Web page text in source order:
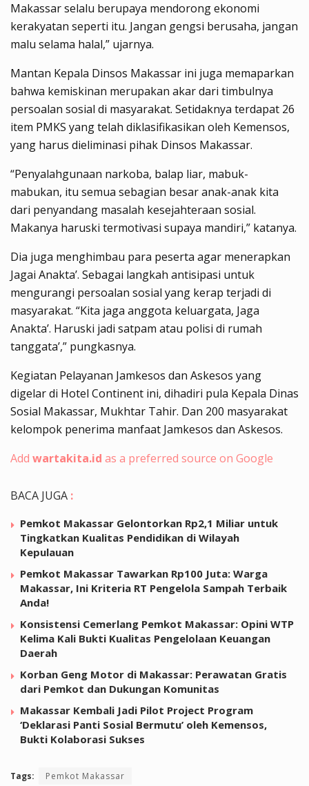
Makassar selalu berupaya mendorong ekonomi
kerakyatan seperti itu. Jangan gengsi berusaha, jangan
malu selama halal,” ujarnya.
Mantan Kepala Dinsos Makassar ini juga memaparkan
bahwa kemiskinan merupakan akar dari timbulnya
persoalan sosial di masyarakat. Setidaknya terdapat 26
item PMKS yang telah diklasifikasikan oleh Kemensos,
yang harus dieliminasi pihak Dinsos Makassar.
“Penyalahgunaan narkoba, balap liar, mabuk-
mabukan, itu semua sebagian besar anak-anak kita
dari penyandang masalah kesejahteraan sosial.
Makanya haruski termotivasi supaya mandiri,” katanya.
Dia juga menghimbau para peserta agar menerapkan
Jagai Anakta’. Sebagai langkah antisipasi untuk
mengurangi persoalan sosial yang kerap terjadi di
masyarakat. “Kita jaga anggota keluargata, Jaga
Anakta’. Haruski jadi satpam atau polisi di rumah
tanggata’,” pungkasnya.
Kegiatan Pelayanan Jamkesos dan Askesos yang
digelar di Hotel Continent ini, dihadiri pula Kepala Dinas
Sosial Makassar, Mukhtar Tahir. Dan 200 masyarakat
kelompok penerima manfaat Jamkesos dan Askesos.
Add wartakita.id as a preferred source on Google
BACA JUGA :
Pemkot Makassar Gelontorkan Rp2,1 Miliar untuk
Tingkatkan Kualitas Pendidikan di Wilayah
Kepulauan
Pemkot Makassar Tawarkan Rp100 Juta: Warga
Makassar, Ini Kriteria RT Pengelola Sampah Terbaik
Anda!
Konsistensi Cemerlang Pemkot Makassar: Opini WTP
Kelima Kali Bukti Kualitas Pengelolaan Keuangan
Daerah
Korban Geng Motor di Makassar: Perawatan Gratis
dari Pemkot dan Dukungan Komunitas
Makassar Kembali Jadi Pilot Project Program
‘Deklarasi Panti Sosial Bermutu’ oleh Kemensos,
Bukti Kolaborasi Sukses
Tags: Pemkot Makassar